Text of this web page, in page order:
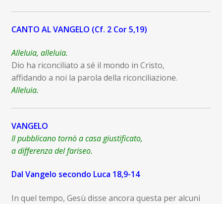
CANTO AL VANGELO (Cf. 2 Cor 5,19)
Alleluia, alleluia.
Dio ha riconciliato a sé il mondo in Cristo,
affidando a noi la parola della riconciliazione.
Alleluia.
VANGELO
Il pubblicano tornò a casa giustificato,
a differenza del fariseo.
Dal Vangelo secondo Luca 18,9-14
In quel tempo, Gesù disse ancora questa per alcuni